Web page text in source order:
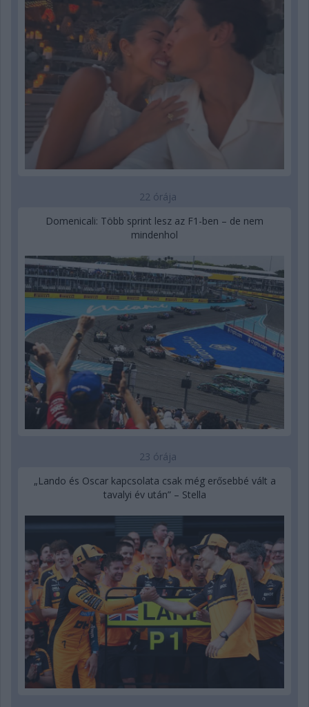
22 órája
Domenicali: Több sprint lesz az F1-ben – de nem
mindenhol
23 órája
„Lando és Oscar kapcsolata csak még erősebbé vált a
tavalyi év után” – Stella